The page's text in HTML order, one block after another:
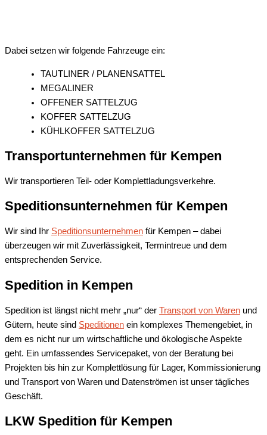
Dabei setzen wir folgende Fahrzeuge ein:
TAUTLINER / PLANENSATTEL
MEGALINER
OFFENER SATTELZUG
KOFFER SATTELZUG
KÜHLKOFFER SATTELZUG
Transportunternehmen für Kempen
Wir transportieren Teil- oder Komplettladungsverkehre.
Speditionsunternehmen für Kempen
Wir sind Ihr Speditionsunternehmen für Kempen – dabei
überzeugen wir mit Zuverlässigkeit, Termintreue und dem
entsprechenden Service.
Spedition in Kempen
Spedition ist längst nicht mehr „nur“ der Transport von Waren und
Gütern, heute sind Speditionen ein komplexes Themengebiet, in
dem es nicht nur um wirtschaftliche und ökologische Aspekte
geht. Ein umfassendes Servicepaket, von der Beratung bei
Projekten bis hin zur Komplettlösung für Lager, Kommissionierung
und Transport von Waren und Datenströmen ist unser tägliches
Geschäft.
LKW Spedition für Kempen